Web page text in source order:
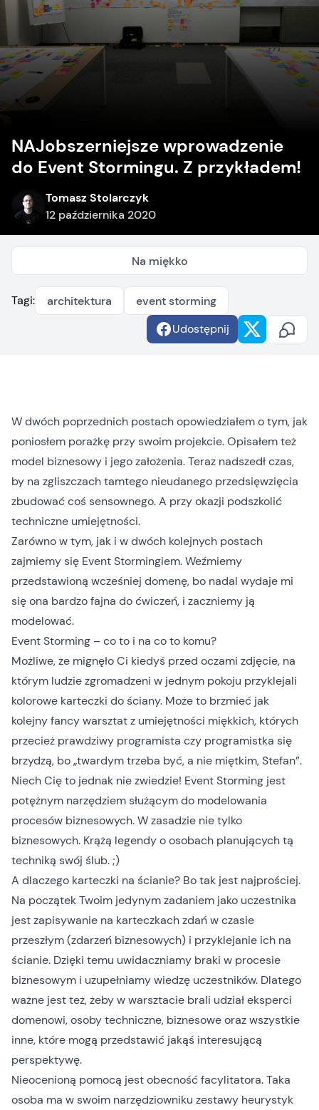
NAJobszerniejsze wprowadzenie
do Event Stormingu. Z przykładem!
Tomasz Stolarczyk
12 października 2020
Na miękko
Tagi: architektura
event storming
Udostępnij
W dwóch poprzednich postach opowiedziałem o tym, jak
poniosłem porażkę przy swoim projekcie. Opisałem też
model biznesowy i jego założenia. Teraz nadszedł czas,
by na zgliszczach tamtego nieudanego przedsięwzięcia
zbudować coś sensownego. A przy okazji podszkolić
techniczne umiejętności.
Zarówno w tym, jak i w dwóch kolejnych postach
zajmiemy się Event Stormingiem. Weźmiemy
przedstawioną wcześniej domenę, bo nadal wydaje mi
się ona bardzo fajna do ćwiczeń, i zaczniemy ją
modelować.
Event Storming – co to i na co to komu?
Możliwe, że mignęło Ci kiedyś przed oczami zdjęcie, na
którym ludzie zgromadzeni w jednym pokoju przyklejali
kolorowe karteczki do ściany. Może to brzmieć jak
kolejny fancy warsztat z umiejętności miękkich, których
przecież prawdziwy programista czy programistka się
brzydzą, bo „twardym trzeba być, a nie miętkim, Stefan”.
Niech Cię to jednak nie zwiedzie! Event Storming jest
potężnym narzędziem służącym do modelowania
procesów biznesowych. W zasadzie nie tylko
biznesowych. Krążą legendy o osobach planujących tą
techniką swój ślub. ;)
A dlaczego karteczki na ścianie? Bo tak jest najprościej.
Na początek Twoim jedynym zadaniem jako uczestnika
jest zapisywanie na karteczkach zdań w czasie
przeszłym (zdarzeń biznesowych) i przyklejanie ich na
ścianie. Dzięki temu uwidaczniamy braki w procesie
biznesowym i uzupełniamy wiedzę uczestników. Dlatego
ważne jest też, żeby w warsztacie brali udział eksperci
domenowi, osoby techniczne, biznesowe oraz wszystkie
inne, które mogą przedstawić jakąś interesującą
perspektywę.
Nieocenioną pomocą jest obecność facylitatora. Taka
osoba ma w swoim narzędziowniku zestawy heurystyk